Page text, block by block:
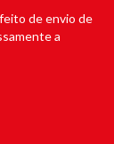
de envio de
a